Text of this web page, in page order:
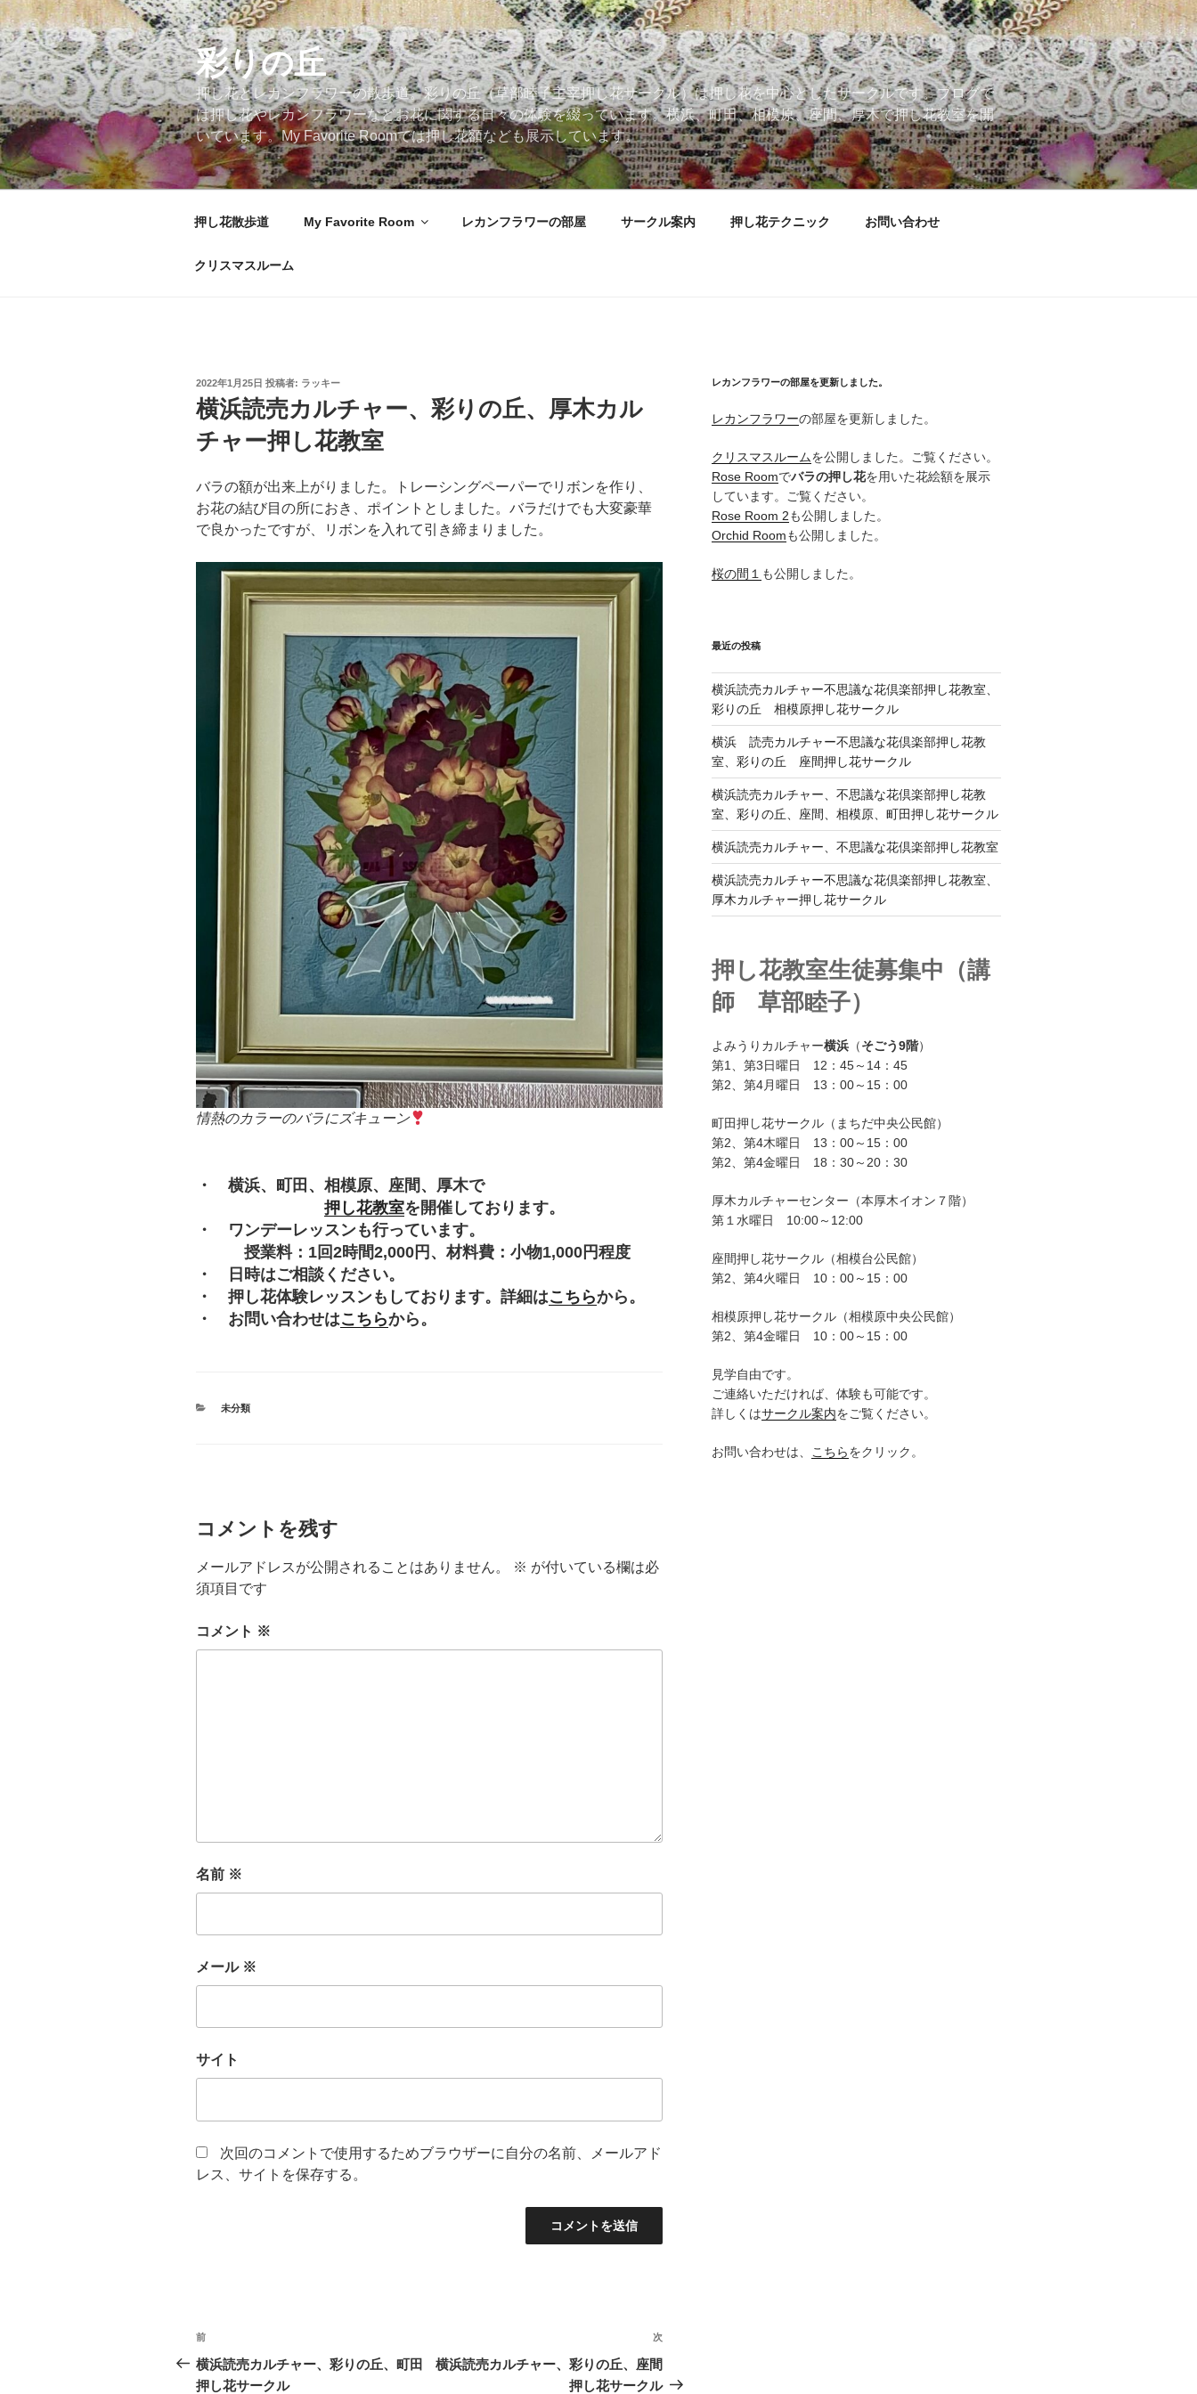
コ
ン
テ
ン
ツ
へ
ス
キ
ッ
彩りの丘
押し花とレカンフラワーの散歩道。彩りの丘（草部睦子主宰押し花サークル）は押し花を中心としたサークルです。ブログで
は押し花やレカンフラワーなどお花に関する日々の体験を綴っています。横浜、町田、相模原、座間、厚木で押し花教室を開
いています。My Favorite Roomでは押し花額なども展示しています。
押し花散歩道 My Favorite Room レカンフラワーの部屋 サークル案内 押し花テクニック お問い合わせ
クリスマスルーム
投
稿
日:
2022年1月25日 投稿者: ラッキー
横浜読売カルチャー、彩りの丘、厚木カル
チャー押し花教室
バラの額が出来上がりました。トレーシングペーパーでリボンを作り、
お花の結び目の所におき、ポイントとしました。バラだけでも大変豪華
で良かったですが、リボンを入れて引き締まりました。
情熱のカラーのバラにズキューン
・ 横浜、町田、相模原、座間、厚木で
押し花教室を開催しております。
・ ワンデーレッスンも行っています。
授業料：1回2時間2,000円、材料費：小物1,000円程度
・ 日時はご相談ください。
・ 押し花体験レッスンもしております。詳細はこちらから。
・ お問い合わせはこちらから。
カ
未分類
コメントを残す
メールアドレスが公開されることはありません。 ※ が付いている欄は必
須項目です
コメント ※
名前 ※
メール ※
サイト
次回のコメントで使用するためブラウザーに自分の名前、メールアド
レス、サイトを保存する。
投
稿
前
の
投
前
横浜読売カルチャー、彩りの丘、町田
押し花サークル
次
の
投
次
横浜読売カルチャー、彩りの丘、座間
押し花サークル
レカンフラワーの部屋を更新しました。
レカンフラワーの部屋を更新しました。
クリスマスルームを公開しました。ご覧ください。
Rose Roomでバラの押し花を用いた花絵額を展示
しています。ご覧ください。
Rose Room 2も公開しました。
Orchid Roomも公開しました。
桜の間１ も公開しました。
最近の投稿
横浜読売カルチャー不思議な花倶楽部押し花教室、
彩りの丘 相模原押し花サークル
横浜 読売カルチャー不思議な花倶楽部押し花教
室、彩りの丘 座間押し花サークル
横浜読売カルチャー、不思議な花倶楽部押し花教
室、彩りの丘、座間、相模原、町田押し花サークル
横浜読売カルチャー、不思議な花倶楽部押し花教室
横浜読売カルチャー不思議な花倶楽部押し花教室、
厚木カルチャー押し花サークル
押し花教室生徒募集中（講
師 草部睦子）
よみうりカルチャー横浜（そごう9階）
第1、第3日曜日 12：45～14：45
第2、第4月曜日 13：00～15：00
町田押し花サークル（まちだ中央公民館）
第2、第4木曜日 13：00～15：00
第2、第4金曜日 18：30～20：30
厚木カルチャーセンター（本厚木イオン７階）
第１水曜日 10:00～12:00
座間押し花サークル（相模台公民館）
第2、第4火曜日 10：00～15：00
相模原押し花サークル（相模原中央公民館）
第2、第4金曜日 10：00～15：00
見学自由です。
ご連絡いただければ、体験も可能です。
詳しくはサークル案内をご覧ください。
お問い合わせは、 こちらをクリック。